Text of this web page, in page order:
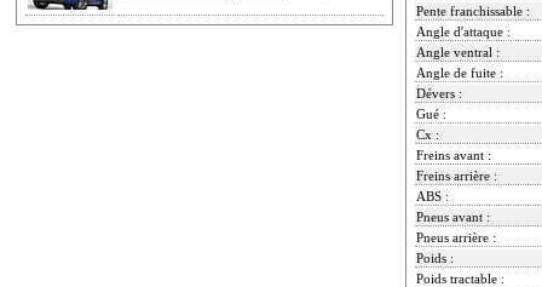
Pente franchissable :
Angle d'attaque :
Angle ventral :
Angle de fuite :
Dévers :
Gué :
Cx :
Freins avant :
Freins arrière :
ABS :
Pneus avant :
Pneus arrière :
Poids :
Poids tractable :